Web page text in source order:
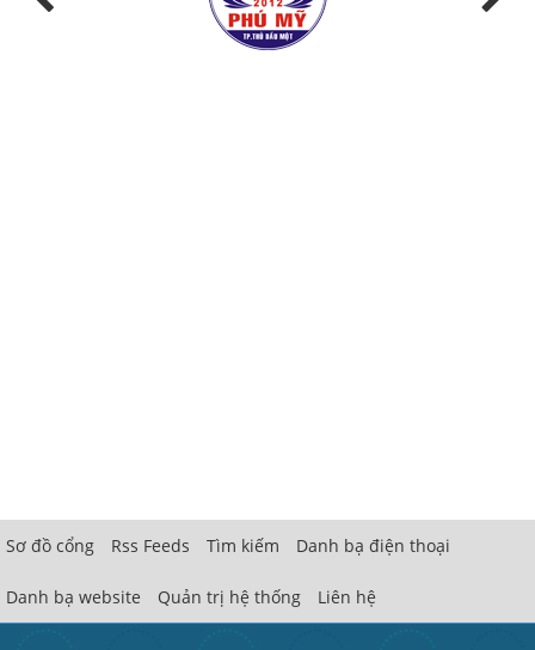
Sơ đồ cổng Rss Feeds Tìm kiếm Danh bạ điện thoại
Danh bạ website Quản trị hệ thống Liên hệ